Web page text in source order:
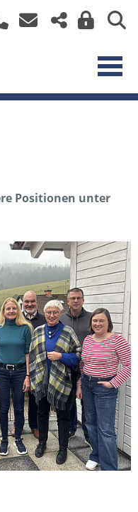
Positionen unter